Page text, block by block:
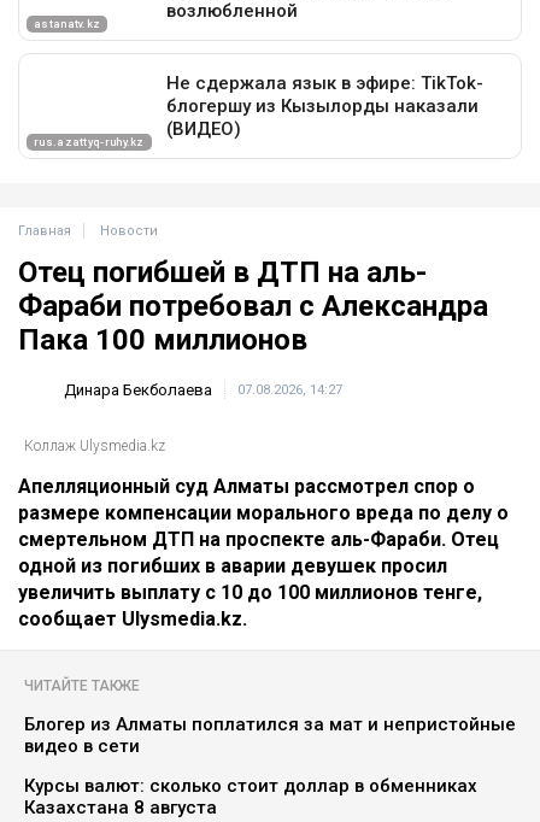
Главная Новости
Отец погибшей в ДТП на аль-
Фараби потребовал с Александра
Пака 100 миллионов
Динара Бекболаева 07.08.2026, 14:27
Коллаж Ulysmedia.kz
Апелляционный суд Алматы рассмотрел спор о
размере компенсации морального вреда по делу о
смертельном ДТП на проспекте аль-Фараби. Отец
одной из погибших в аварии девушек просил
увеличить выплату с 10 до 100 миллионов тенге,
сообщает Ulysmedia.kz.
ЧИТАЙТЕ ТАКЖЕ
Блогер из Алматы поплатился за мат и непристойные
видео в сети
Курсы валют: сколько стоит доллар в обменниках
Казахстана 8 августа